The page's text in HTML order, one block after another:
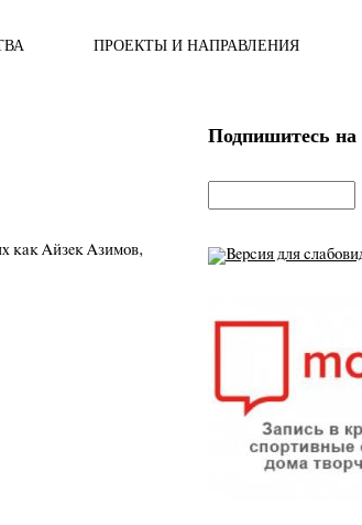
ПРОЕКТЫ И НАПРАВЛЕНИЯ
как Айзек Азимов,
Подпишитесь на